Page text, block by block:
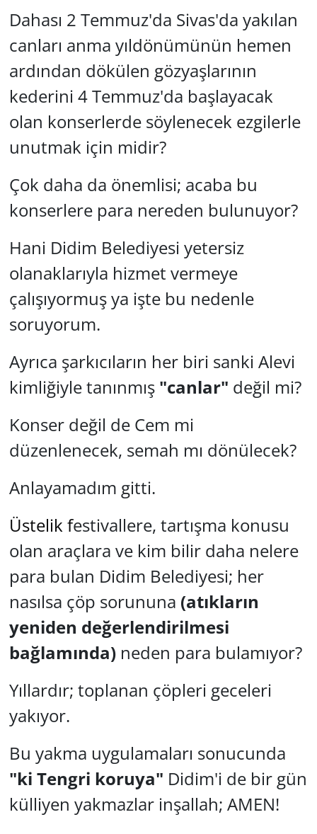
Dahası 2 Temmuz'da Sivas'da yakılan
canları anma yıldönümünün hemen
ardından dökülen gözyaşlarının
kederini 4 Temmuz'da başlayacak
olan konserlerde söylenecek ezgilerle
unutmak için midir?
Çok daha da önemlisi; acaba bu
konserlere para nereden bulunuyor?
Hani Didim Belediyesi yetersiz
olanaklarıyla hizmet vermeye
çalışıyormuş ya işte bu nedenle
soruyorum.
Ayrıca şarkıcıların her biri sanki Alevi
kimliğiyle tanınmış "canlar" değil mi?
Konser değil de Cem mi
düzenlenecek, semah mı dönülecek?
Anlayamadım gitti.
Üstelik festivallere, tartışma konusu
olan araçlara ve kim bilir daha nelere
para bulan Didim Belediyesi; her
nasılsa çöp sorununa (atıkların
yeniden değerlendirilmesi
bağlamında) neden para bulamıyor?
Yıllardır; toplanan çöpleri geceleri
yakıyor.
Bu yakma uygulamaları sonucunda
"ki Tengri koruya" Didim'i de bir gün
külliyen yakmazlar inşallah; AMEN!